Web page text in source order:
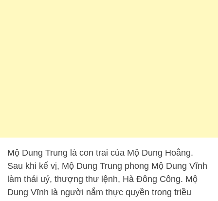
Mộ Dung Trung là con trai của Mộ Dung Hoằng.
Sau khi kế vị, Mộ Dung Trung phong Mộ Dung Vĩnh
làm thái uý, thượng thư lệnh, Hà Đông Công. Mộ
Dung Vĩnh là người nắm thực quyền trong triều